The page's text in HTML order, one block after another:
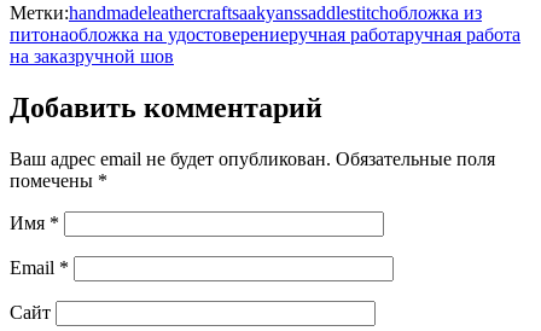
Метки:handmadeleathercraftsaakyanssaddlestitchобложка из
питонаобложка на удостоверениеручная работаручная работа
на заказручной шов
Добавить комментарий
Ваш адрес email не будет опубликован. Обязательные поля
помечены *
Имя *
Email *
Сайт